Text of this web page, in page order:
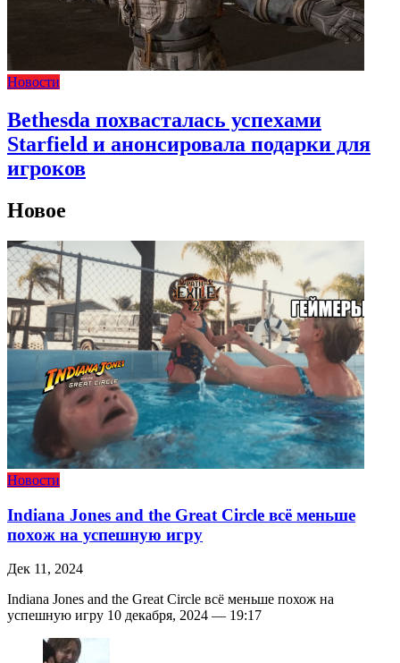
Новости
Bethesda похвасталась успехами
Starfield и анонсировала подарки для
игроков
Новое
Новости
Indiana Jones and the Great Circle всё меньше
похож на успешную игру
Дек 11, 2024
Indiana Jones and the Great Circle всё меньше похож на
успешную игру 10 декабря, 2024 — 19:17